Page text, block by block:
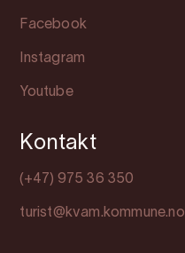
Facebook
Instagram
Youtube
Kontakt
(+47) 975 36 350
turist@kvam.kommune.no